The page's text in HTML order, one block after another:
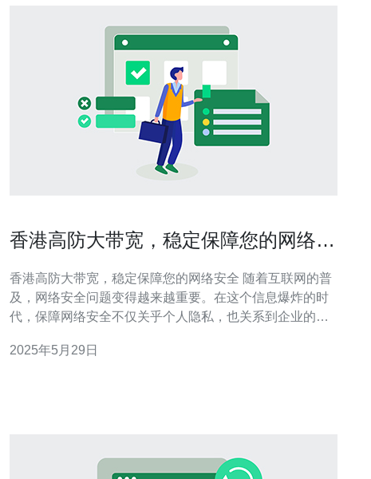
香港高防大带宽，稳定保障您的网络安
香港高防大带宽，稳定保障您的网络安全 随着互联网的普
及，网络安全问题变得越来越重要。在这个信息爆炸的时
代，保障网络安全不仅关乎个人隐私，也关系到企业的商
务商至关重要。 香港作为亚洲的金融中心和信息枢纽，拥
2025年5月29日